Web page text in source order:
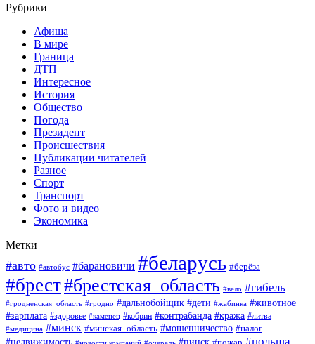
Рубрики
Афиша
В мире
Граница
ДТП
Интересное
История
Общество
Погода
Президент
Происшествия
Публикации читателей
Разное
Спорт
Транспорт
Фото и видео
Экономика
Метки
#авто #автобус #барановичи #беларусь #берёза
#брест#брестская_область #вело #гибель
#гродненская_область #гродно #дальнобойщик #дети #жабинка #животное
#зарплата #здоровье #каменец #кобрин #контрабанда #кража #литва
#медицина #минск #минская_область #мошенничество #налог
#польша